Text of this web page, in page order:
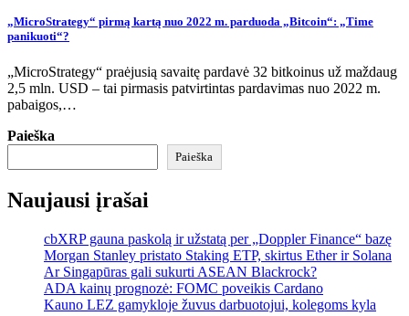
„MicroStrategy“ pirmą kartą nuo 2022 m. parduoda „Bitcoin“: „Time
panikuoti“?
„MicroStrategy“ praėjusią savaitę pardavė 32 bitkoinus už maždaug
2,5 mln. USD – tai pirmasis patvirtintas pardavimas nuo 2022 m.
pabaigos,…
Paieška
Paieška
Naujausi įrašai
cbXRP gauna paskolą ir užstatą per „Doppler Finance“ bazę
Morgan Stanley pristato Staking ETP, skirtus Ether ir Solana
Ar Singapūras gali sukurti ASEAN Blackrock?
ADA kainų prognozė: FOMC poveikis Cardano
Kauno LEZ gamykloje žuvus darbuotojui, kolegoms kyla